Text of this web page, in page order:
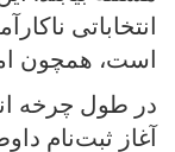
انتخاباتی
است، همچون
آغاز ثبت‌نام